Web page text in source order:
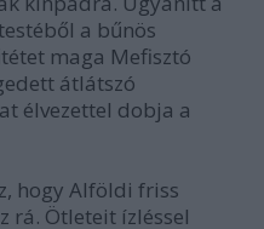
a bűnös
maga Mefisztó
átlátszó
élvezettel dobja a
hogy Alföldi friss
rá. Ötleteit ízléssel